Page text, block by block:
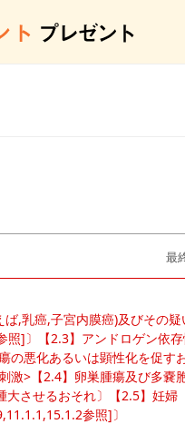
最
,乳癌,子宮内膜癌)及びその
]〕【2.3】アンドロゲン依
の悪化あるいは顕性化を促す
激>【2.4】卵巣腫瘍及び多嚢
させるおそれ〕【2.5】妊
参照]〕